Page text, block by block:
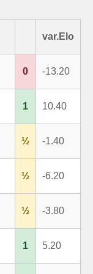
var.Elo
0 -13.20
1 10.40
½ -1.40
½ -6.20
½ -3.80
1 5.20